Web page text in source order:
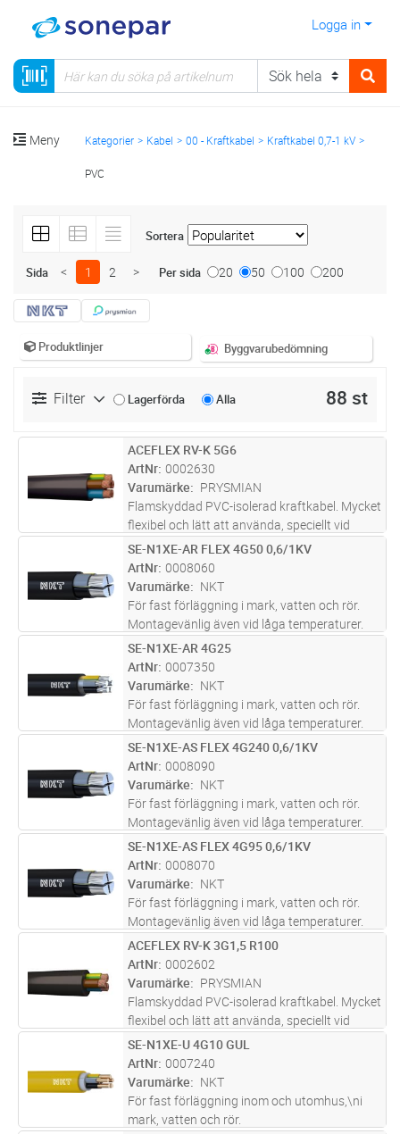
Logga in
Meny Kategorier Kabel 00 - Kraftkabel Kraftkabel 0,7-1 kV
PVC
Sortera
Sida < 1 2 > Per sida 20 50 100 200
Produktlinjer Byggvarubedömning
Filter Lagerförda Alla 88 st
M Lägg i kundvagn
ACEFLEX RV-K 5G6
ArtNr 0002630
Varumärke
PRYSMIAN
Flamskyddad PVC-isolerad kraftkabel. Mycket
flexibel och lätt att använda, speciellt vid
dragning i trånga utrymmen. Avsedd för fast
förläggning utomhus, i rör, i mark. Får dock ej
plöjas ned. Ledar...läs mer
M Lägg i kundvagn
SE-N1XE-AR FLEX 4G50 0,6/1KV
ArtNr 0008060
Varumärke
NKT
För fast förläggning i mark, vatten och rör.
Montagevänlig även vid låga temperaturer.
Lämplig för nedplöjning.
M Lägg i kundvagn
SE-N1XE-AR 4G25
ArtNr 0007350
Varumärke
NKT
För fast förläggning i mark, vatten och rör.
Montagevänlig även vid låga temperaturer.
Lämplig för nedplöjning.
M Lägg i kundvagn
SE-N1XE-AS FLEX 4G240 0,6/1KV
ArtNr 0008090
Varumärke
NKT
För fast förläggning i mark, vatten och rör.
Montagevänlig även vid låga temperaturer.
Lämplig för nedplöjning.
M Lägg i kundvagn
SE-N1XE-AS FLEX 4G95 0,6/1KV
ArtNr 0008070
Varumärke
NKT
För fast förläggning i mark, vatten och rör.
Montagevänlig även vid låga temperaturer.
Lämplig för nedplöjning.
M Lägg i kundvagn
ACEFLEX RV-K 3G1,5 R100
ArtNr 0002602
Varumärke
PRYSMIAN
Flamskyddad PVC-isolerad kraftkabel. Mycket
flexibel och lätt att använda, speciellt vid
dragning i trånga utrymmen. Avsedd för fast
förläggning utomhus, i rör, i mark. Får dock ej
plöjas ned. Ledar...läs mer
M Lägg i kundvagn
SE-N1XE-U 4G10 GUL
ArtNr 0007240
Varumärke
NKT
För fast förläggning inom och utomhus,\ni
mark, vatten och rör.